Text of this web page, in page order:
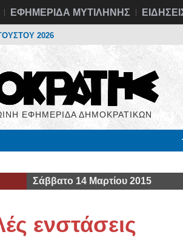
ΕΦΗΜΕΡΙΔΑ ΜΥΤΙΛΗΝΗΣ
2026
ΕΦΗΜΕΡΙΔΑ ΔΗΜΟΚΡΑΤΙΚΩΝ
Σάββατο 14 Μαρτίου 2015
ενστάσεις